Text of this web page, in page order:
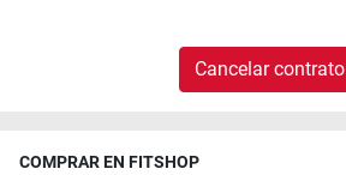
Cancelar contrato
COMPRAR EN FITSHOP